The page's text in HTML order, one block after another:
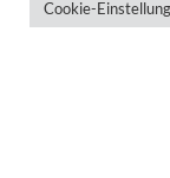
Cookie-